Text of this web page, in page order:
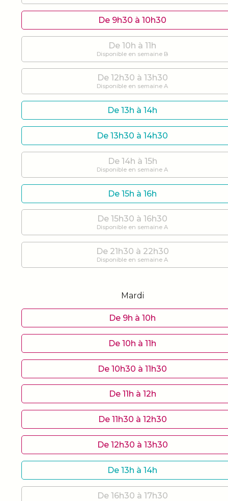
De 9h30 à 10h30
De 10h à 11h
Disponible en semaine B
De 12h30 à 13h30
Disponible en semaine A
De 13h à 14h
De 13h30 à 14h30
De 14h à 15h
Disponible en semaine A
De 15h à 16h
De 15h30 à 16h30
Disponible en semaine A
De 21h30 à 22h30
Disponible en semaine A
Mardi
De 9h à 10h
De 10h à 11h
De 10h30 à 11h30
De 11h à 12h
De 11h30 à 12h30
De 12h30 à 13h30
De 13h à 14h
De 16h30 à 17h30